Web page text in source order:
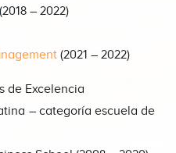
(2018 – 2022)
(2021 – 2022)
de Excelencia
– categoría escuela de